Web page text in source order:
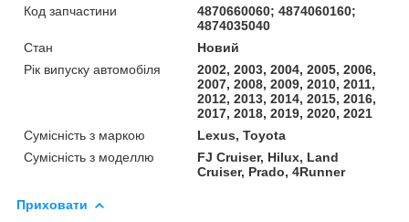
Код запчастини
4870660060; 4874060160;
4874035040
Стан
Новий
Рік випуску автомобіля
2002, 2003, 2004, 2005, 2006,
2007, 2008, 2009, 2010, 2011,
2012, 2013, 2014, 2015, 2016,
2017, 2018, 2019, 2020, 2021
Сумісність з маркою
Lexus, Toyota
Сумісність з моделлю
FJ Cruiser, Hilux, Land
Cruiser, Prado, 4Runner
Приховати